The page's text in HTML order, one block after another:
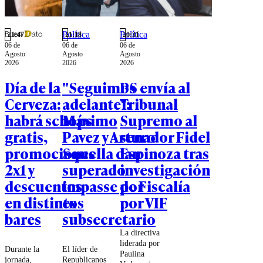
la falta de
iniciativas
"la ruta del
pensar a
21:47
06 de
Agosto
2026
Día de la
Cerveza:
habrá schops
gratis,
promociones
2x1 y
descuentos
en distintos
bares
Durante la
jornada,
Política
21:18
06 de
Agosto
2026
"Seguimos
adelante":
Máximo
Pavez y Arturo
Squella dan
superado
impasse por
ex
subsecretario
El líder de
Republicanos
Política
20:31
06 de
Agosto
2026
PS envía al
Tribunal
Supremo al
senador Fidel
Espinoza tras
investigación
de Fiscalía
por VIF
La directiva
liderada por
Paulina